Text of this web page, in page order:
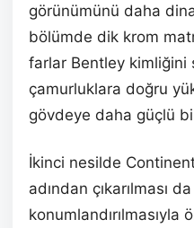
görünümünü daha
bölümde dik krom
farlar Bentley kimliğini
çamurluklara doğru
gövdeye daha güçlü
İkinci nesilde
adından çıkarılması
konumlandırılmasıyla